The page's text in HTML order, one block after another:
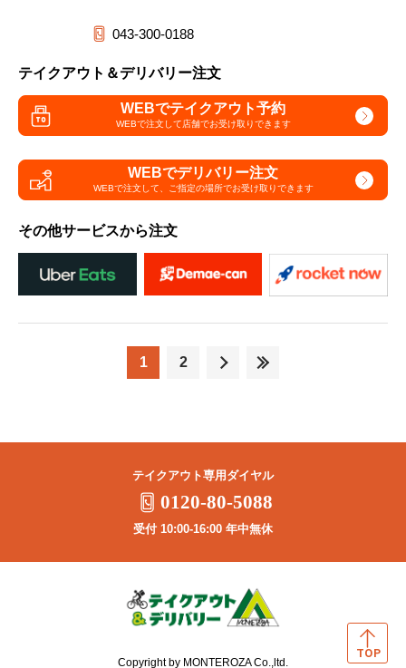
043-300-0188
テイクアウト＆デリバリー注文
WEBでテイクアウト予約
WEBで注文して店舗でお受け取りできます
WEBでデリバリー注文
WEBで注文して、 ご指定の場所でお受け取りできます
その他サービスから注文
1 2
テイクアウト専用ダイヤル
0120-80-5088
受付 10:00-16:00 年中無休
Copyright by MONTEROZA Co.,ltd.